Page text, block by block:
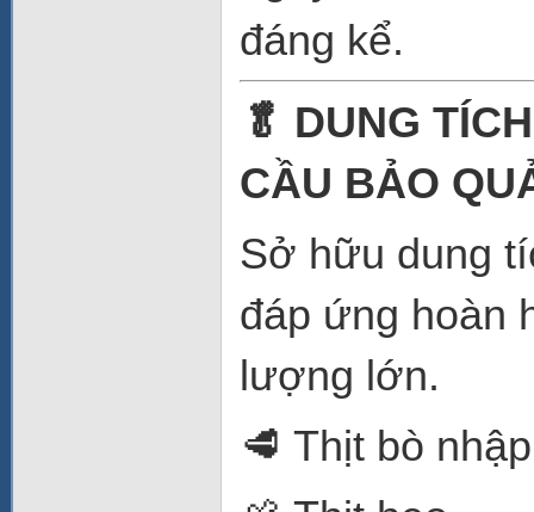
đáng kể.
🥬 DUNG
CẦU BẢO
Sở hữu dung
đáp ứng hoàn
lượng lớn.
🥩 Thịt bò